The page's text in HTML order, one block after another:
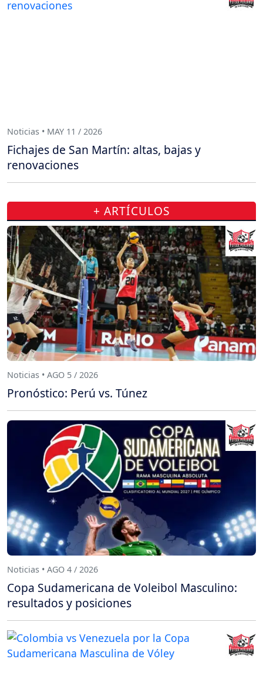
Noticias • MAY 11 / 2026
Fichajes de San Martín: altas, bajas y
renovaciones
+ ARTÍCULOS
Noticias • AGO 5 / 2026
Pronóstico: Perú vs. Túnez
Noticias • AGO 4 / 2026
Copa Sudamericana de Voleibol Masculino:
resultados y posiciones